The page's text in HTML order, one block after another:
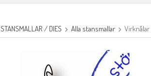
STANSMALLAR / DIES Alla stansmallar